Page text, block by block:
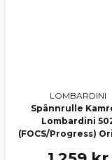
LOMBARDINI
Spännrulle
Lombardini
(FOCS/Progress)